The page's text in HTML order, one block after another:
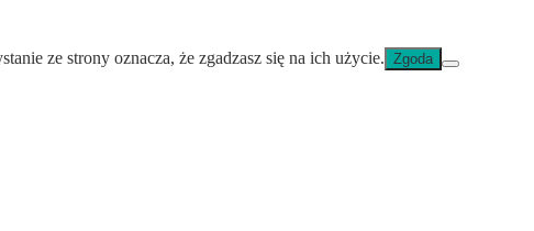
ze strony oznacza, że zgadzasz się na ich użycie. Zgoda